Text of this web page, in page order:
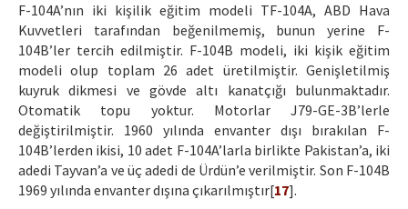
F-104A’nın iki kişilik eğitim modeli TF-104A, ABD Hava
Kuvvetleri tarafından beğenilmemiş, bunun yerine F-
104B’ler tercih edilmiştir. F-104B modeli, iki kişik eğitim
modeli olup toplam 26 adet üretilmiştir. Genişletilmiş
kuyruk dikmesi ve gövde altı kanatçığı bulunmaktadır.
Otomatik topu yoktur. Motorlar J79-GE-3B’lerle
değiştirilmiştir. 1960 yılında envanter dışı bırakılan F-
104B’lerden ikisi, 10 adet F-104A’larla birlikte Pakistan’a, iki
adedi Tayvan’a ve üç adedi de Ürdün’e verilmiştir. Son F-104B
1969 yılında envanter dışına çıkarılmıştır[17].